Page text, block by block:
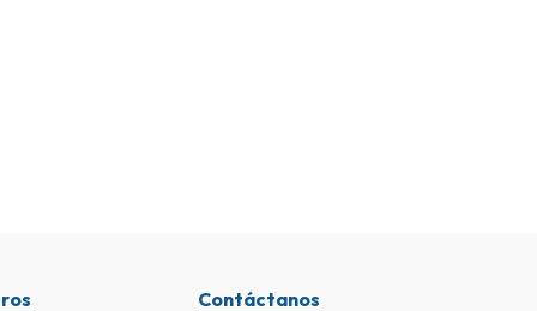
Contáctanos